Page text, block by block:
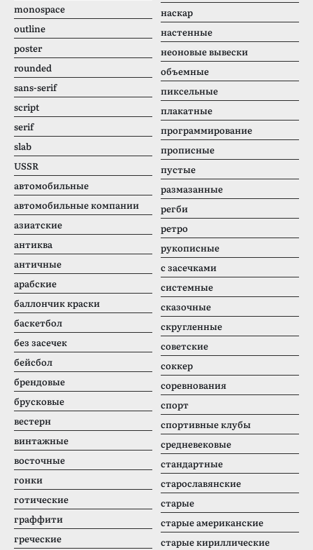
monospace
outline
poster
rounded
sans-serif
script
serif
slab
USSR
автомобильные
автомобильные компании
азиатские
антиква
античные
арабские
баллончик краски
баскетбол
без засечек
бейсбол
брендовые
брусковые
вестерн
винтажные
восточные
гонки
готические
граффити
греческие
наскар
настенные
неоновые вывески
объемные
пиксельные
плакатные
программирование
прописные
пустые
размазанные
регби
ретро
рукописные
с засечками
системные
сказочные
скругленные
советские
соккер
соревнования
спорт
спортивные клубы
средневековые
стандартные
старославянские
старые
старые американские
старые кириллические